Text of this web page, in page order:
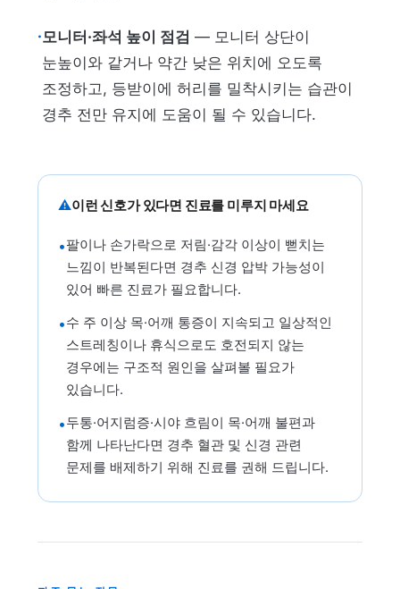
·모니터·좌석 높이 점검 — 모니터 상단이
눈높이와 같거나 약간 낮은 위치에 오도록
조정하고, 등받이에 허리를 밀착시키는 습관이
경추 전만 유지에 도움이 될 수 있습니다.
⚠이런 신호가 있다면 진료를 미루지 마세요
•팔이나 손가락으로 저림·감각 이상이 뻗치는
느낌이 반복된다면 경추 신경 압박 가능성이
있어 빠른 진료가 필요합니다.
•수 주 이상 목·어깨 통증이 지속되고 일상적인
스트레칭이나 휴식으로도 호전되지 않는
경우에는 구조적 원인을 살펴볼 필요가
있습니다.
•두통·어지럼증·시야 흐림이 목·어깨 불편과
함께 나타난다면 경추 혈관 및 신경 관련
문제를 배제하기 위해 진료를 권해 드립니다.